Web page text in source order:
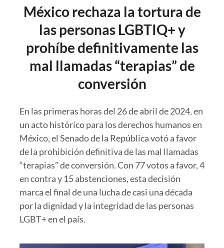
México rechaza la tortura de
las personas LGBTIQ+ y
prohíbe definitivamente las
mal llamadas “terapias” de
conversión
En las primeras horas del 26 de abril de 2024, en
un acto histórico para los derechos humanos en
México, el Senado de la República votó a favor
de la prohibición definitiva de las mal llamadas
“terapias” de conversión. Con 77 votos a favor, 4
en contra y 15 abstenciones, esta decisión
marca el final de una lucha de casi una década
por la dignidad y la integridad de las personas
LGBT+ en el país.